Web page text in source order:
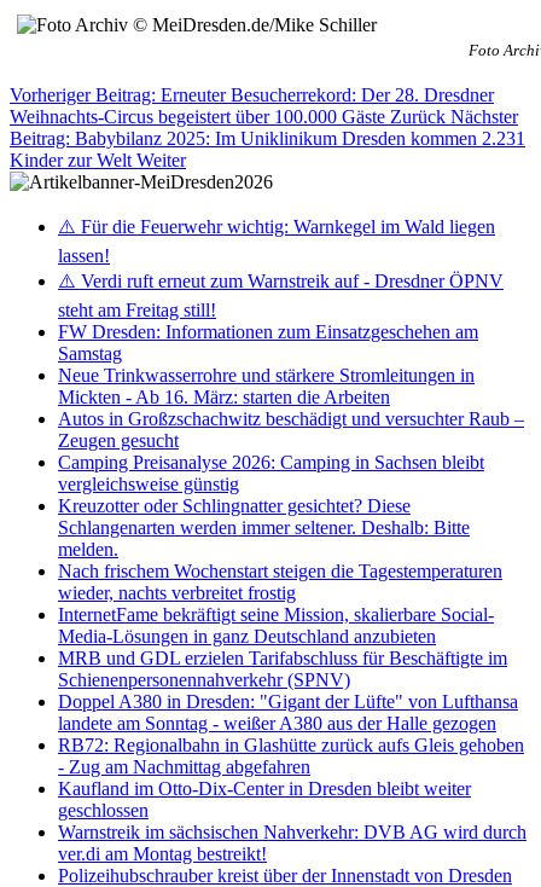
Foto
Vorheriger Beitrag: Erneuter Besucherrekord: Der 28. Dresdner
Weihnachts-Circus begeistert über 100.000 Gäste Zurück Nächster
Beitrag: Babybilanz 2025: Im Uniklinikum Dresden kommen 2.231
Kinder zur Welt Weiter
⚠️ Für die Feuerwehr wichtig: Warnkegel im Wald liegen
lassen!
⚠️ Verdi ruft erneut zum Warnstreik auf - Dresdner ÖPNV
steht am Freitag still!
FW Dresden: Informationen zum Einsatzgeschehen am
Samstag
Neue Trinkwasserrohre und stärkere Stromleitungen in
Mickten - Ab 16. März: starten die Arbeiten
Autos in Großzschachwitz beschädigt und versuchter Raub –
Zeugen gesucht
Camping Preisanalyse 2026: Camping in Sachsen bleibt
vergleichsweise günstig
Kreuzotter oder Schlingnatter gesichtet? Diese
Schlangenarten werden immer seltener. Deshalb: Bitte
melden.
Nach frischem Wochenstart steigen die Tagestemperaturen
wieder, nachts verbreitet frostig
InternetFame bekräftigt seine Mission, skalierbare Social-
Media-Lösungen in ganz Deutschland anzubieten
MRB und GDL erzielen Tarifabschluss für Beschäftigte im
Schienenpersonennahverkehr (SPNV)
Doppel A380 in Dresden: "Gigant der Lüfte" von Lufthansa
landete am Sonntag - weißer A380 aus der Halle gezogen
RB72: Regionalbahn in Glashütte zurück aufs Gleis gehoben
- Zug am Nachmittag abgefahren
Kaufland im Otto-Dix-Center in Dresden bleibt weiter
geschlossen
Warnstreik im sächsischen Nahverkehr: DVB AG wird durch
ver.di am Montag bestreikt!
Polizeihubschrauber kreist über der Innenstadt von Dresden